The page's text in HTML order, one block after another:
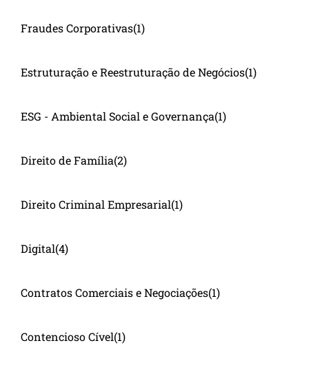
Fraudes Corporativas(1)
Estruturação e Reestruturação de Negócios(1)
ESG - Ambiental Social e Governança(1)
Direito de Família(2)
Direito Criminal Empresarial(1)
Digital(4)
Contratos Comerciais e Negociações(1)
Contencioso Cível(1)